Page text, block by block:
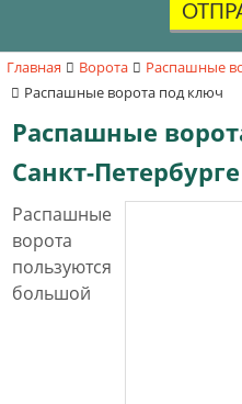
Главная Ворота
Распашные
Распашные ворота под ключ
Распашные
Санкт-Петербурге
Распашные
ворота
пользуются
большой